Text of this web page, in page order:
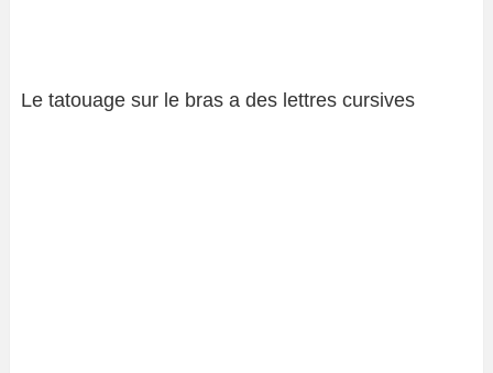
Le tatouage sur le bras a des lettres cursives